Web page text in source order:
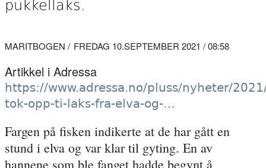
pukkellaks.
MARITBOGEN FREDAG 10.SEPTEMBER 2021 / 08:58
Artikkel i Adressa
https://www.adressa.no/pluss/nyheter/
tok-opp-ti-laks-fra-elva-og-…
Fargen på fisken indikerte at de har gått en
stund i elva og var klar til gyting. En av
hannene som ble fanget hadde begynt å